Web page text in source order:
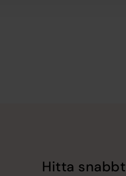
Hitta snabbt